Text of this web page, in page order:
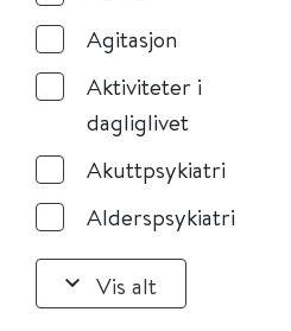
Agitasjon
Aktiviteter i
dagliglivet
Akuttpsykiatri
Alderspsykiatri
Vis alt